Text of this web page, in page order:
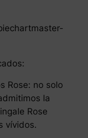
Rose: no solo
la
Rose
vívidos.